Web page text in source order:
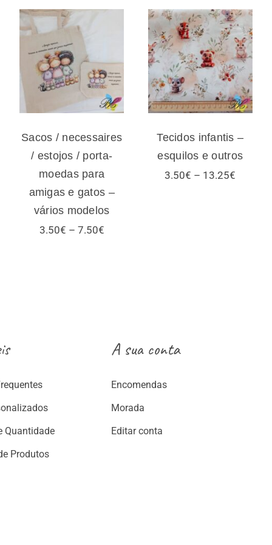
Sacos /
necessaires /
estojos / porta-
moedas para
amigas e gatos –
vários modelos
Sacos / necessaires
/ estojos / porta-
moedas para
amigas e gatos –
vários modelos
3.50€ – 7.50€Price
Tecidos infantis
– esquilos e
outros
Tecidos infantis –
esquilos e outros
3.50€ – 13.25€
Quantidade
Produtos
A sua conta
Encomendas
Morada
Editar conta